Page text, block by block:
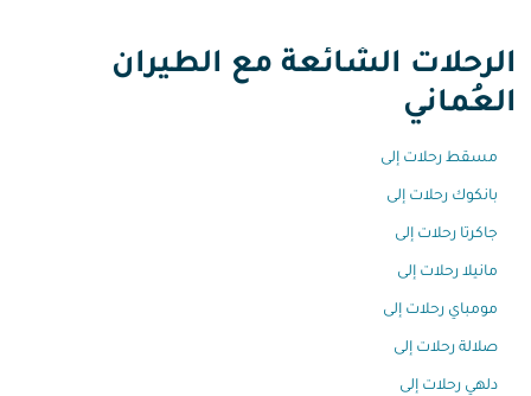
الرحلات الشائعة مع الطيران
العُماني
مسقط رحلات إلى
بانكوك رحلات إلى
جاكرتا رحلات إلى
مانيلا رحلات إلى
مومباي رحلات إلى
صلالة رحلات إلى
دلهي رحلات إلى